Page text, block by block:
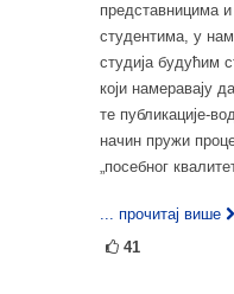
представницима
студентима, у
студија будућим
који намеравају
те публикације-
начин пружи
„посебног
... прочитај више
41